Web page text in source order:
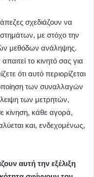
σχεδιάζουν να
με στόχο την
μεθόδων ανάληψης.
το κινητό σας για
ότι αυτό περιορίζεται
των συναλλαγών
των μετρητών,
κίνηση, κάθε αγορά,
και, ενδεχομένως,
αυτή την εξέλιξη